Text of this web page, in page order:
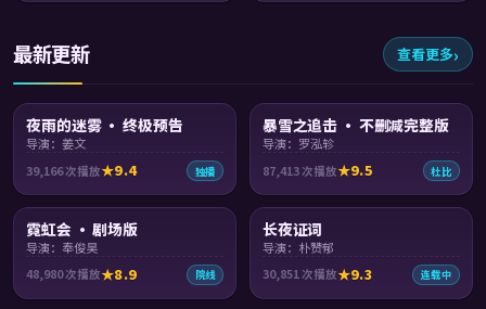
最新更新 查看更多
夜雨的迷雾 · 终极预告
导演：姜文
39,166次播放 9.4 独播
暴雪之追击 · 不删减完整版
导演：罗泓轸
87,413次播放 9.5 杜比
霓虹会 · 剧场版
导演：奉俊昊
48,980次播放 8.9 院线
长夜证词
导演：朴赞郁
30,851次播放 9.3 连载中